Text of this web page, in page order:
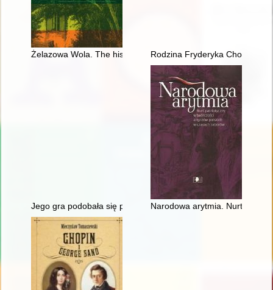
Żelazowa Wola. The history of Chopin's birthplace
Rodzina Fryderyka Chopina na
Jego gra podobała się przede wszystkim damom... Chopin i
Narodowa arytmia. Nurt